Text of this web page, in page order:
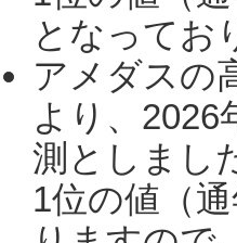
となってお
アメダスの
より、2026
測としまし
1位の値（